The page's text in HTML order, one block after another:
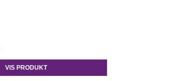
VIS PRODUKT